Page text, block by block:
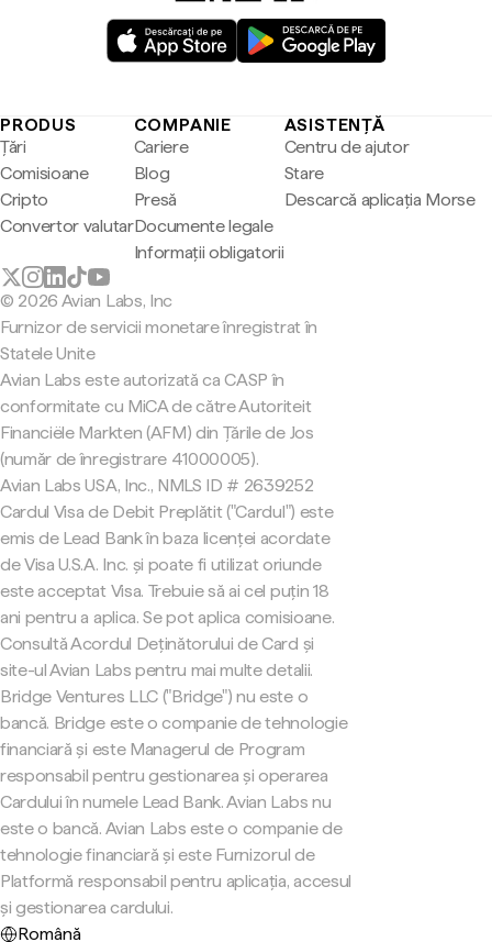
PRODUS
Țări
Comisioane
Cripto
Convertor valutar
COMPANIE
Cariere
Blog
Presă
Documente legale
Informații obligatorii
ASISTENȚĂ
Centru de ajutor
Stare
Descarcă aplicația Morse
© 2026 Avian Labs, Inc
Furnizor de servicii monetare înregistrat în
Statele Unite
Avian Labs este autorizată ca CASP în
conformitate cu MiCA de către Autoriteit
Financiële Markten (AFM) din Țările de Jos
(număr de înregistrare 41000005).
Avian Labs USA, Inc., NMLS ID # 2639252
Cardul Visa de Debit Preplătit ("Cardul") este
emis de Lead Bank în baza licenței acordate
de Visa U.S.A. Inc. și poate fi utilizat oriunde
este acceptat Visa. Trebuie să ai cel puțin 18
ani pentru a aplica. Se pot aplica comisioane.
Consultă Acordul Deținătorului de Card și
site-ul Avian Labs pentru mai multe detalii.
Bridge Ventures LLC ("Bridge") nu este o
bancă. Bridge este o companie de tehnologie
financiară și este Managerul de Program
responsabil pentru gestionarea și operarea
Cardului în numele Lead Bank. Avian Labs nu
este o bancă. Avian Labs este o companie de
tehnologie financiară și este Furnizorul de
Platformă responsabil pentru aplicația, accesul
și gestionarea cardului.
Română